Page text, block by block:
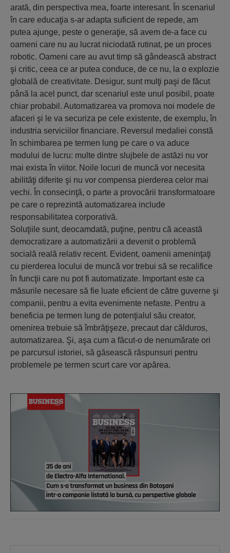
arată, din perspectiva mea, foarte interesant. În scenariul
în care educaţia s-ar adapta suficient de repede, am
putea ajunge, peste o generaţie, să avem de-a face cu
oameni care nu au lucrat niciodată rutinat, pe un proces
robotic. Oameni care au avut timp să gândească abstract
şi critic, ceea ce ar putea conduce, de ce nu, la o explozie
globală de creativitate. Desigur, sunt mulţi paşi de făcut
până la acel punct, dar scenariul este unul posibil, poate
chiar probabil. Automatizarea va promova noi modele de
afaceri şi le va securiza pe cele existente, de exemplu, în
industria serviciilor financiare. Reversul medaliei constă
în schimbarea pe termen lung pe care o va aduce
modului de lucru: multe dintre slujbele de astăzi nu vor
mai exista în viitor. Noile locuri de muncă vor necesita
abilităţi diferite şi nu vor compensa pierderea celor mai
vechi. În consecinţă, o parte a provocării transformatoare
pe care o reprezintă automatizarea include
responsabilitatea corporativă.
Soluţiile sunt, deocamdată, puţine, pentru că această
democratizare a automatizării a devenit o problemă
socială reală relativ recent. Evident, oamenii ameninţaţi
cu pierderea locului de muncă vor trebui să se recalifice
în funcţii care nu pot fi automatizate. Important este ca
măsurile necesare să fie luate eficient de către guverne şi
companii, pentru a evita evenimente nefaste. Pentru a
beneficia pe termen lung de potenţialul său creator,
omenirea trebuie să îmbrăţişeze, precaut dar călduros,
automatizarea. Şi, aşa cum a făcut-o de nenumărate ori
pe parcursul istoriei, să găsească răspunsuri pentru
problemele pe termen scurt care vor apărea.